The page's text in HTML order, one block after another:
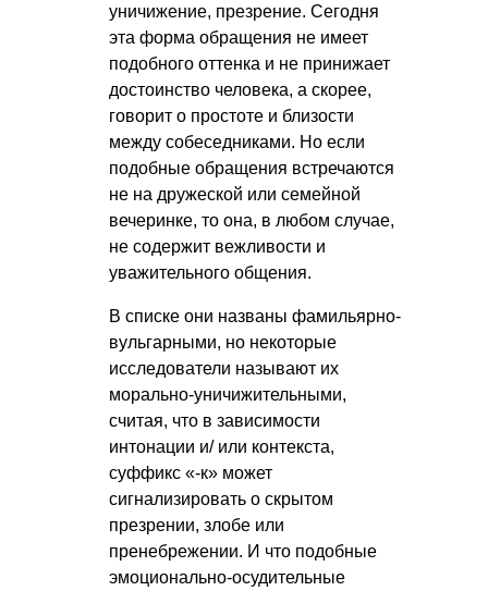
уничижение, презрение. Сегодня
эта форма обращения не имеет
подобного оттенка и не принижает
достоинство человека, а скорее,
говорит о простоте и близости
между собеседниками. Но если
подобные обращения встречаются
не на дружеской или семейной
вечеринке, то она, в любом случае,
не содержит вежливости и
уважительного общения.
В списке они названы фамильярно-
вульгарными, но некоторые
исследователи называют их
морально-уничижительными,
считая, что в зависимости
интонации и/ или контекста,
суффикс «-к» может
сигнализировать о скрытом
презрении, злобе или
пренебрежении. И что подобные
эмоционально-осудительные